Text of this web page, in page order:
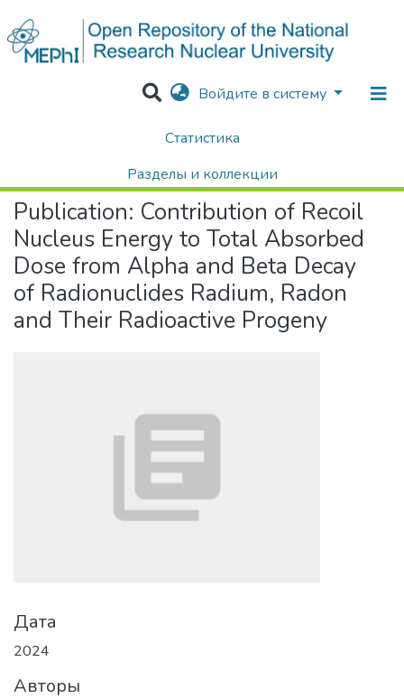
Войдите в систему
Статистика
Разделы и коллекции
Поиск
Publication: Contribution of Recoil
Nucleus Energy to Total Absorbed
Dose from Alpha and Beta Decay
of Radionuclides Radium, Radon
and Their Radioactive Progeny
Дата
2024
Авторы